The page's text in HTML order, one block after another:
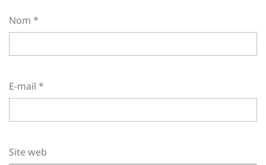
Nom *
E-mail *
Site web